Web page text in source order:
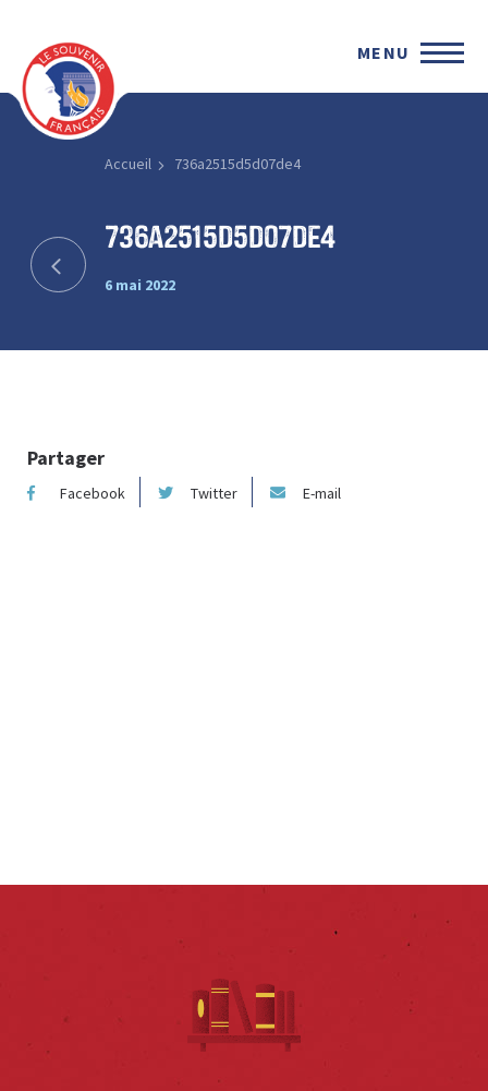
MENU
Accueil 736a2515d5d07de4
736a2515d5d07de4
6 mai 2022
Partager
Facebook Twitter E-mail